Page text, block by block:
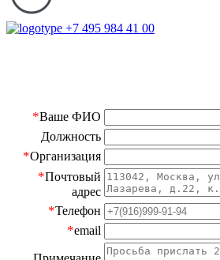
+7 495 984 41 00
*Ваше ФИО
Должность
*Организация
*Почтовый
адрес
*Телефон
*email